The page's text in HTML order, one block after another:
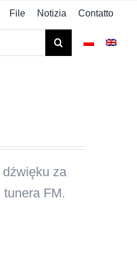
File Notizia Contatto
dźwięku za
FM.